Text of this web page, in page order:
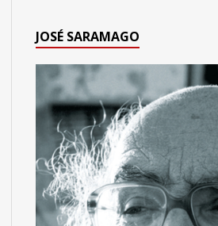
JOSÉ SARAMAGO